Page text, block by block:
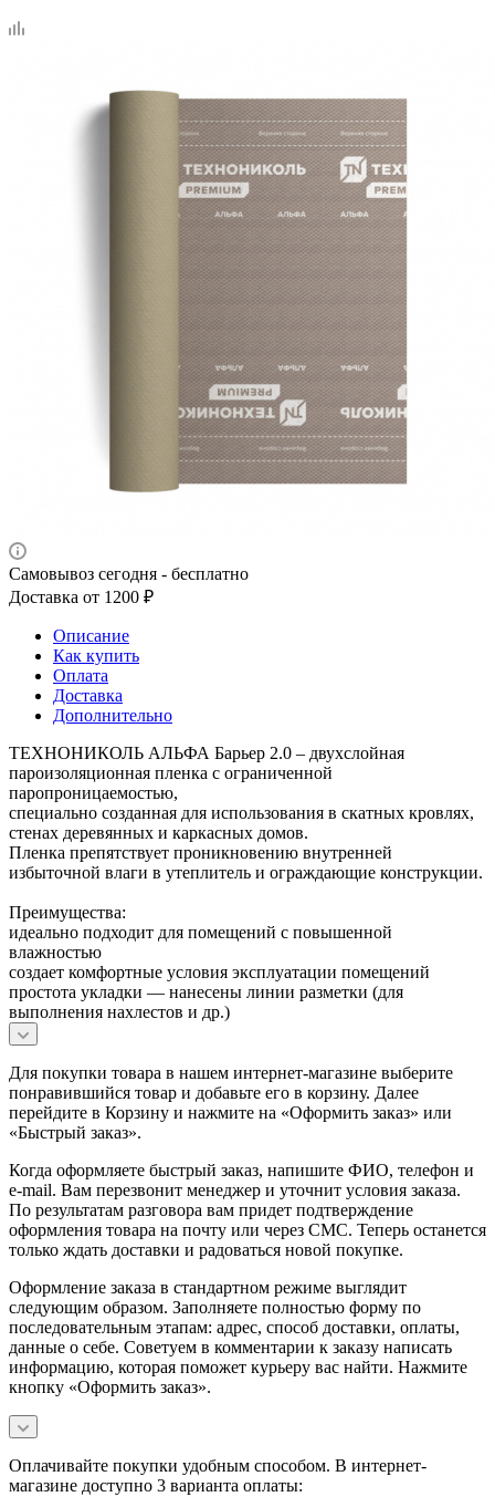
Самовывоз сегодня - бесплатно
Доставка от 1200 ₽
Описание
Как купить
Оплата
Доставка
Дополнительно
ТЕХНОНИКОЛЬ АЛЬФА Барьер 2.0 – двухслойная
пароизоляционная пленка с ограниченной
паропроницаемостью,
специально созданная для использования в скатных кровлях,
стенах деревянных и каркасных домов.
Пленка препятствует проникновению внутренней
избыточной влаги в утеплитель и ограждающие конструкции.
Преимущества:
идеально подходит для помещений с повышенной
влажностью
создает комфортные условия эксплуатации помещений
простота укладки — нанесены линии разметки (для
выполнения нахлестов и др.)
Для покупки товара в нашем интернет-магазине выберите
понравившийся товар и добавьте его в корзину. Далее
перейдите в Корзину и нажмите на «Оформить заказ» или
«Быстрый заказ».
Когда оформляете быстрый заказ, напишите ФИО, телефон и
e-mail. Вам перезвонит менеджер и уточнит условия заказа.
По результатам разговора вам придет подтверждение
оформления товара на почту или через СМС. Теперь останется
только ждать доставки и радоваться новой покупке.
Оформление заказа в стандартном режиме выглядит
следующим образом. Заполняете полностью форму по
последовательным этапам: адрес, способ доставки, оплаты,
данные о себе. Советуем в комментарии к заказу написать
информацию, которая поможет курьеру вас найти. Нажмите
кнопку «Оформить заказ».
Оплачивайте покупки удобным способом. В интернет-
магазине доступно 3 варианта оплаты: